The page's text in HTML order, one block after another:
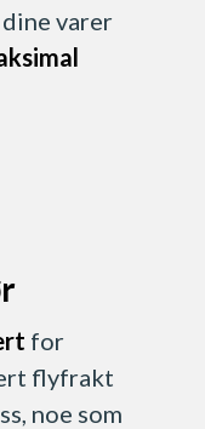
varer
for
flyfrakt
noe som